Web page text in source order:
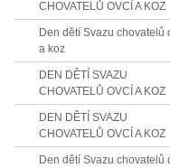
CHOVATELŮ OVCÍ A KOZ
Den dětí Svazu chovatelů
a koz
DEN DĚTÍ SVAZU
CHOVATELŮ OVCÍ A KOZ
DEN DĚTÍ SVAZU
CHOVATELŮ OVCÍ A KOZ
Den dětí Svazu chovatelů